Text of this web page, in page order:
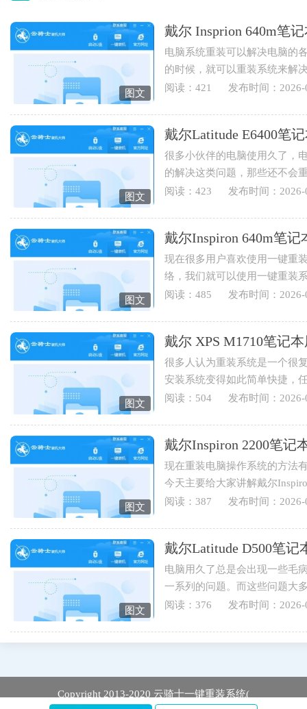
图文
戴尔 Insprion 640m笔
电脑系统重装可以解决电脑的
的时候，就可以重装系统来解
也可以重装电脑系统来实现...
阅读：421 发布时间：2026-
图文
戴尔Latitude E6400笔
很多小伙伴的电脑使用久了，
的解决这类问题，那些还不会
Latitude E6400笔记本用云骑士
阅读：423 发布时间：2026-
图文
戴尔Inspiron 640m笔
现在很多用户喜欢使用一键重
络，我们就可以使用一键重装
Inspiron 640m笔记本用云骑士
阅读：485 发布时间：2026-
图文
戴尔 XPS M1710笔记
很多人认为重装系统是一个很
安装系统变得如此简单快捷，
装系统，下面就为您讲解戴...
阅读：504 发布时间：2026-
图文
戴尔Inspiron 2200笔记
现在重装电脑操作系统的方法
今天主要给大家讲解戴尔
伴可以学起来哟。1.打开云骑
阅读：387 发布时间：2026-
图文
戴尔Latitude D500笔
电脑用久了总是会出现一些毛
一系列的问题。而这些问题大
于戴尔Latitude D500笔记本用...
阅读：376 发布时间：2026-
Copyright 2013-2020 云骑士一键重装系统(